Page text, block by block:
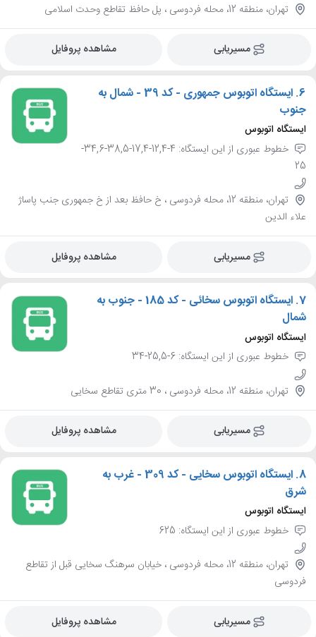
تهران، منطقه 12، محله فردوسی ، پل حافظ تقاطع وحدت اسلامی
مسیریابی مشاهده پروفایل
6.
ایستگاه اتوبوس جمهوری - کد 39 - شمال به
جنوب
ایستگاه اتوبوس
خطوط عبوری از این ایستگاه: 4-12,4-17,4-38,5-34,6-
25
تهران، منطقه 12، محله فردوسی ، خ حافظ بعد از خ جمهوری جنب پاساژ
علاء الدین
مسیریابی مشاهده پروفایل
7.
ایستگاه اتوبوس سخائی - کد 185 - جنوب به
شمال
ایستگاه اتوبوس
خطوط عبوری از این ایستگاه: 6-25,5-34
تهران، منطقه 12، محله فردوسی ، 30 متری تقاطع سخایی
مسیریابی مشاهده پروفایل
8.
ایستگاه اتوبوس سخایی - کد 309 - غرب به
شرق
ایستگاه اتوبوس
خطوط عبوری از این ایستگاه: 625
تهران، منطقه 12، محله فردوسی ، خیابان سرهنگ سخایی قبل از تقاطع
فردوسی
مسیریابی مشاهده پروفایل